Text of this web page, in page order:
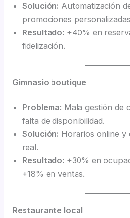
Solución: Automatización
promociones
Resultado: +40% en
fidelización.
Gimnasio boutique
Problema: Mala gestión de
falta de disponibilidad.
Solución: Horarios online y
real.
Resultado: +30% en
+18% en ventas.
Restaurante local